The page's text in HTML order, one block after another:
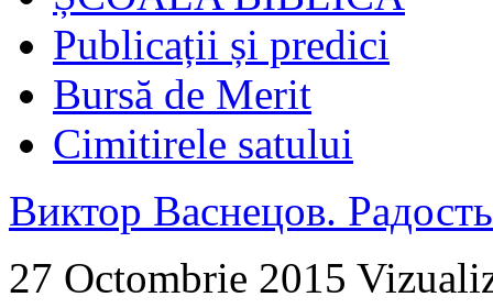
Publicații și predici
Bursă de Merit
Cimitirele satului
Виктор Васнецов.
27 Octombrie 2015